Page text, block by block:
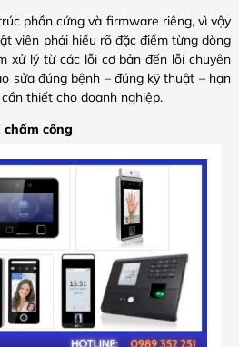
phần cứng và firmware riêng, vì vậy
viên phải hiểu rõ đặc điểm từng dòng
xử lý từ các lỗi cơ bản đến lỗi chuyên
sửa đúng bệnh – đúng kỹ thuật – hạn
thiết cho doanh nghiệp.
công